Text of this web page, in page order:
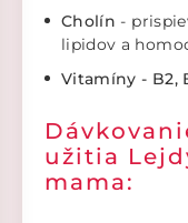
Cholín -
lipidov a
Vitamíny - B2,
užitia
mama: